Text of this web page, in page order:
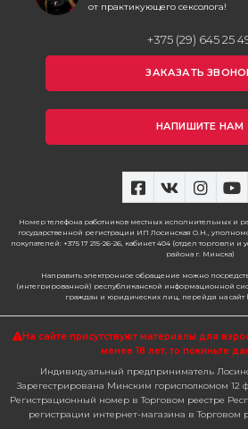
от практикующего сексолога!
+375 (29) 645 25
ЗАКАЗАТЬ
НАПИШИТЕ НАМ
Номер телефона работников местных исполнительных и
государственной регистрации ИП Лосинская О.Н.,
покупателей: +375 17 215-26-26, кабинет 404 (отдел торговли
района г. Минска)
Направить электронное обращение можно
(интегрированной) республиканской информационной
граждан и юридических лиц, перейдя на
На сайте присутствуют материалы для
менее 18 лет, то покиньте
Индивидуальный предприниматель
Зарегестрирована Минским горисполкомом 12
Регистрационный номер в Торговом реестре
регистрации интернет-магазина в Торговом